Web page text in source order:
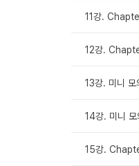
11강.
12강.
13강. 미니
14강. 미니
15강.